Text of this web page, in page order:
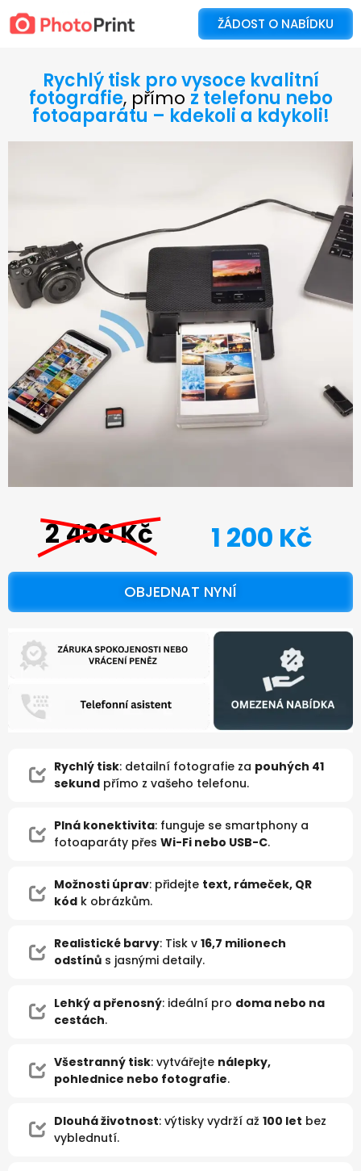
ŽÁDOST O NABÍDKU
Rychlý tisk pro vysoce kvalitní
fotografie, přímo z telefonu nebo
fotoaparátu – kdekoli a kdykoli!
2 400 Kč 1 200 Kč
OBJEDNAT NYNÍ
Rychlý tisk: detailní fotografie za pouhých 41
sekund přímo z vašeho telefonu.
Plná konektivita: funguje se smartphony a
fotoaparáty přesWi-Fi nebo USB-C.
Možnosti úprav: přidejte text, rámeček, QR
kód k obrázkům.
Realistické barvy: Tisk v16,7 milionech
odstínů s jasnými detaily.
Lehký a přenosný: ideální pro doma nebo na
cestách.
Všestranný tisk: vytvářejte nálepky,
pohlednice nebo fotografie.
Dlouhá životnost: výtisky vydrží až100 let bez
vyblednutí.